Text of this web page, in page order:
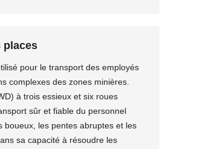
places
pour le transport des employés
complexes des zones minières.
à trois essieux et six roues
sûr et fiable du personnel
boueux, les pentes abruptes et les
sa capacité à résoudre les